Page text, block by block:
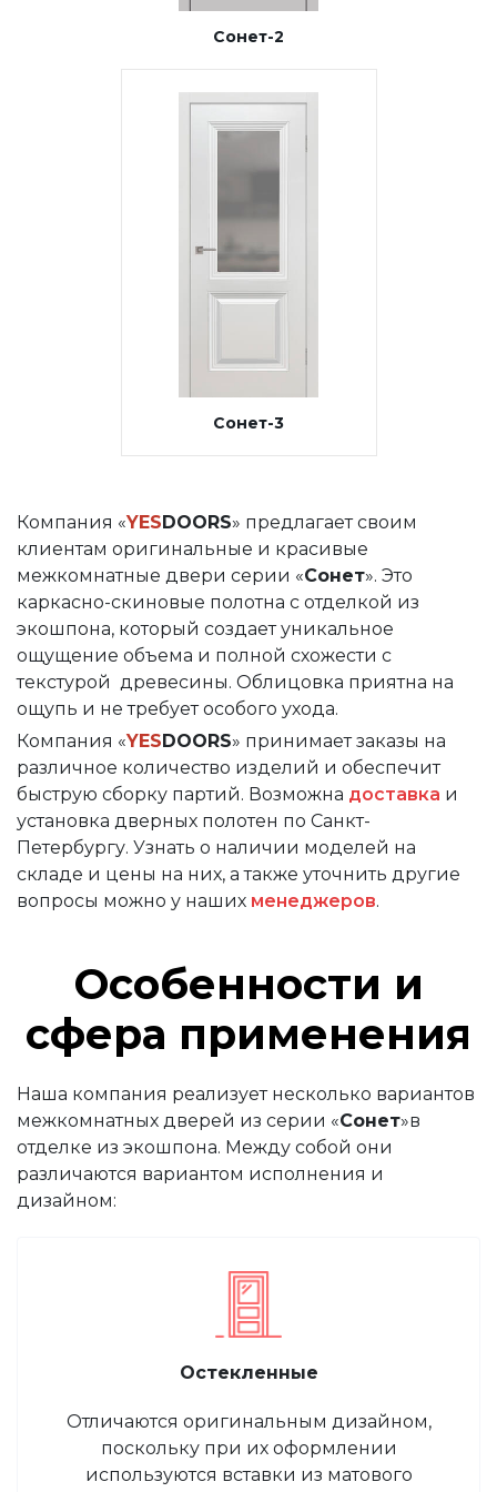
Сонет-2
Сонет-3
Компания «YESDOORS» предлагает своим
клиентам оригинальные и красивые
межкомнатные двери серии «Сонет». Это
каркасно-скиновые полотна с отделкой из
экошпона, который создает уникальное
ощущение объема и полной схожести с
текстурой древесины. Облицовка приятна на
ощупь и не требует особого ухода.
Компания «YESDOORS» принимает заказы на
различное количество изделий и обеспечит
быструю сборку партий. Возможна доставка и
установка дверных полотен по Санкт-
Петербургу. Узнать о наличии моделей на
складе и цены на них, а также уточнить другие
вопросы можно у наших менеджеров.
Особенности и
сфера применения
Наша компания реализует несколько вариантов
межкомнатных дверей из серии «Сонет»в
отделке из экошпона. Между собой они
различаются вариантом исполнения и
дизайном:
Остекленные
Отличаются оригинальным дизайном,
поскольку при их оформлении
используются вставки из матового